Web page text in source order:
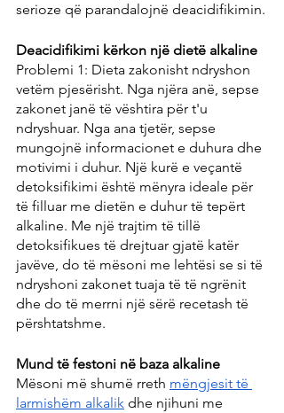
serioze që parandalojnë deacidifikimin.
Deacidifikimi kërkon një dietë alkaline
Problemi 1: Dieta zakonisht ndryshon
vetëm pjesërisht. Nga njëra anë, sepse
zakonet janë të vështira për t'u
ndryshuar. Nga ana tjetër, sepse
mungojnë informacionet e duhura dhe
motivimi i duhur. Një kurë e veçantë
detoksifikimi është mënyra ideale për
të filluar me dietën e duhur të tepërt
alkaline. Me një trajtim të tillë
detoksifikues të drejtuar gjatë katër
javëve, do të mësoni me lehtësi se si të
ndryshoni zakonet tuaja të të ngrënit
dhe do të merrni një sërë recetash të
përshtatshme.
Mund të festoni në baza alkaline
Mësoni më shumë rreth mëngjesit të
larmishëm alkalik dhe njihuni me